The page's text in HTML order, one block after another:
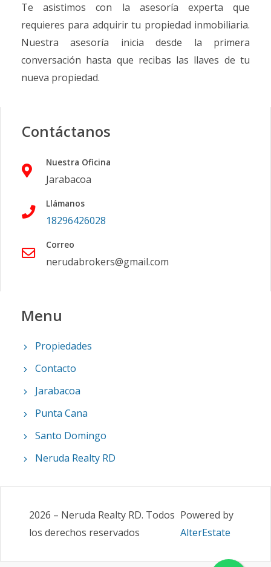
Te asistimos con la asesoría experta que
requieres para adquirir tu propiedad inmobiliaria.
Nuestra asesoría inicia desde la primera
conversación hasta que recibas las llaves de tu
nueva propiedad.
Contáctanos
Nuestra Oficina
Jarabacoa
Llámanos
18296426028
Correo
nerudabrokers@gmail.com
Menu
Propiedades
Contacto
Jarabacoa
Punta Cana
Santo Domingo
Neruda Realty RD
2026 – Neruda Realty RD. Todos
los derechos reservados
Powered by
AlterEstate